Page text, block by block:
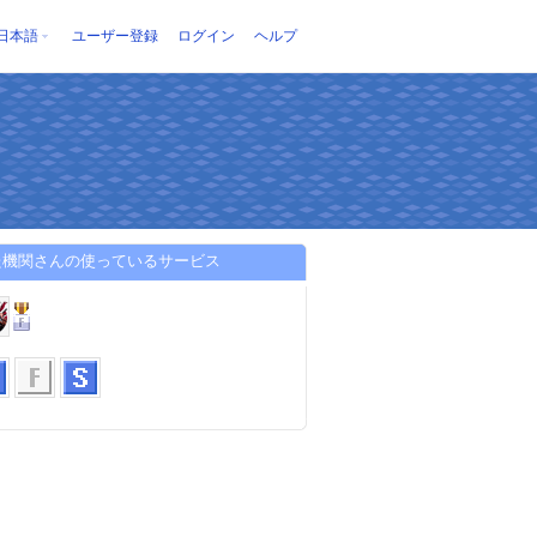
本語 ユーザー登録 ログイン ヘルプ
関さんの使っているサービス